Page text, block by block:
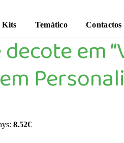
Kits Temático Contactos
em
8.52€